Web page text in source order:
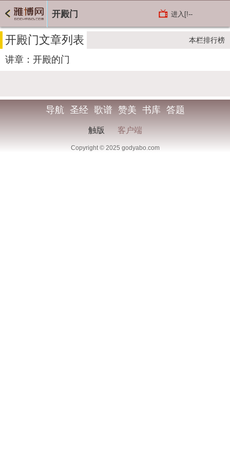
开殿门 进入[!--
开殿门文章列表 本栏排行榜
讲章：开殿的门
导航 圣经 歌谱 赞美 书库 答题
触版 客户端
Copyright © 2025 godyabo.com